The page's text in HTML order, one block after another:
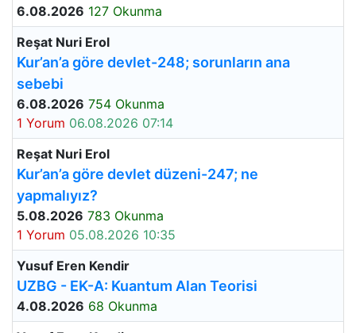
6.08.2026 127 Okunma
Reşat Nuri Erol
Kur’an’a göre devlet-248; sorunların ana
sebebi
6.08.2026 754 Okunma
1 Yorum 06.08.2026 07:14
Reşat Nuri Erol
Kur’an’a göre devlet düzeni-247; ne
yapmalıyız?
5.08.2026 783 Okunma
1 Yorum 05.08.2026 10:35
Yusuf Eren Kendir
UZBG - EK-A: Kuantum Alan Teorisi
4.08.2026 68 Okunma